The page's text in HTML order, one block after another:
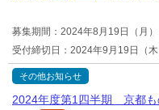
募集期間：2024年8月19日（月）
受付締切日：2024年9月19日（木
その他お知らせ
2024年度第1四半期 京都も